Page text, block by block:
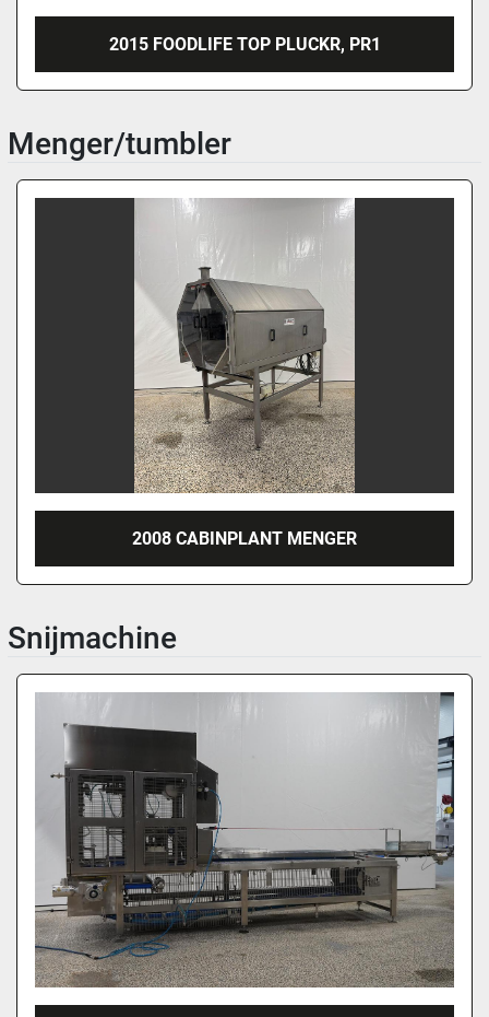
2015 FOODLIFE TOP PLUCKR, PR1
Menger/tumbler
2008 CABINPLANT MENGER
Snijmachine